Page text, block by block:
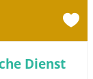
Dienst